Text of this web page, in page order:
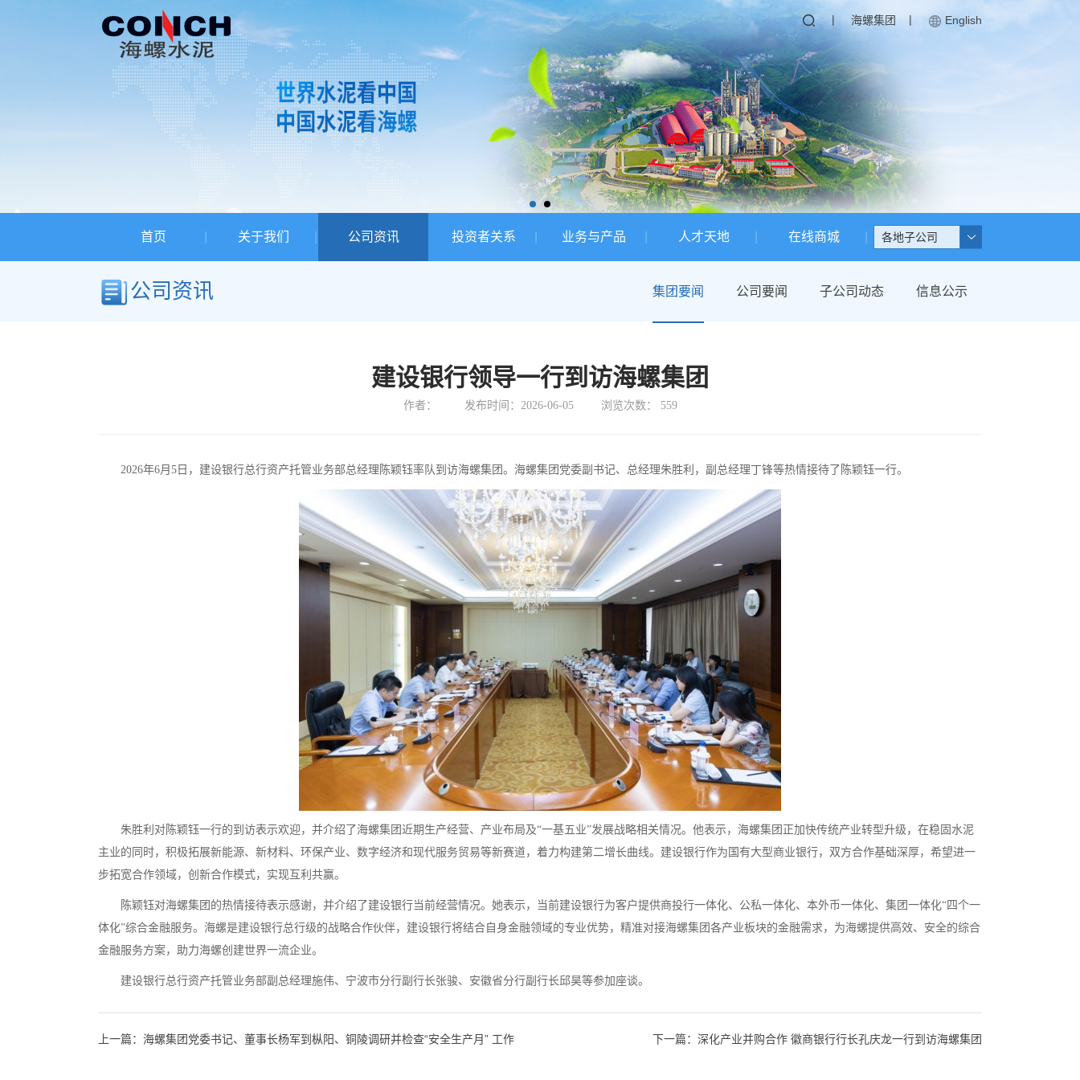
| 海螺集团 | English
首页 关于我们 公司资讯 投资者关系 业务与产品 人才天地 在线商城 各地子公司
公司资讯 集团要闻 公司要闻 子公司动态 信息公示
建设银行领导一行到访海螺集团
作者： 发布时间：2026-06-05 浏览次数： 559
2026年6月5日，建设银行总行资产托管业务部总经理陈颖钰率队到访海螺集团。海螺集团党委副书记、总经理朱胜利，副总经理丁锋等热情接待了陈颖钰一行。
朱胜利对陈颖钰一行的到访表示欢迎，并介绍了海螺集团近期生产经营、产业布局及“一基五业”发展战略相关情况。他表示，海螺集团正加快传统产业转型升级，在稳固水泥
主业的同时，积极拓展新能源、新材料、环保产业、数字经济和现代服务贸易等新赛道，着力构建第二增长曲线。建设银行作为国有大型商业银行，双方合作基础深厚，希望进一
步拓宽合作领域，创新合作模式，实现互利共赢。
陈颖钰对海螺集团的热情接待表示感谢，并介绍了建设银行当前经营情况。她表示，当前建设银行为客户提供商投行一体化、公私一体化、本外币一体化、集团一体化“四个一
体化”综合金融服务。海螺是建设银行总行级的战略合作伙伴，建设银行将结合自身金融领域的专业优势，精准对接海螺集团各产业板块的金融需求，为海螺提供高效、安全的综合
金融服务方案，助力海螺创建世界一流企业。
建设银行总行资产托管业务部副总经理施伟、宁波市分行副行长张骏、安徽省分行副行长邱昊等参加座谈。
上一篇：海螺集团党委书记、董事长杨军到枞阳、铜陵调研并检查“安全生产月” 工作 下一篇：深化产业并购合作 徽商银行行长孔庆龙一行到访海螺集团